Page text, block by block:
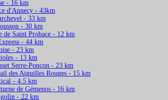
- 16 km
d'Annecy - 43km
- 33 km
- 30 km
de Saint Probace - 12 km
- 44 km
- 23 km
- 13 km
Serre-Ponçon - 23 km
des Aiguilles Rouges - 15 km
- 4.5 km
de Gémenos - 16 km
- 22 km